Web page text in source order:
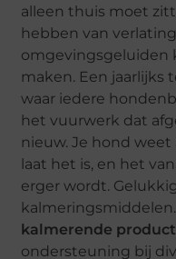
alleen thuis moet
hebben van
omgevingsgeluiden
maken. Een jaarlijks
waar iedere
het vuurwerk dat
nieuw. Je hond
laat het is, en het
erger wordt.
kalmerende product
ondersteuning bij